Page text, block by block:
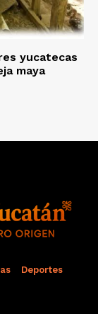
yucatecas
maya
Deportes